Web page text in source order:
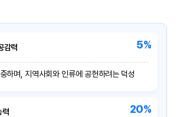
감력
하며, 지역사회와 인류에 공헌하려는 덕성
5%
력 20%